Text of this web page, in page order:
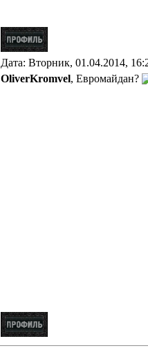
Дата: Вторник, 01.04.2014,
OliverKromvel, Евромайдан?